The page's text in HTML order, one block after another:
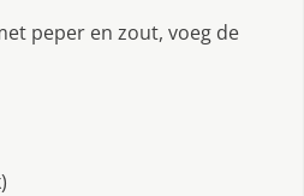
peper en zout, voeg de